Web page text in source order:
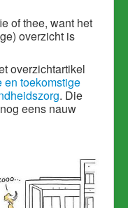
of thee, want het
overzicht is
overzichtartikel
en toekomstige
. Die
eens nauw